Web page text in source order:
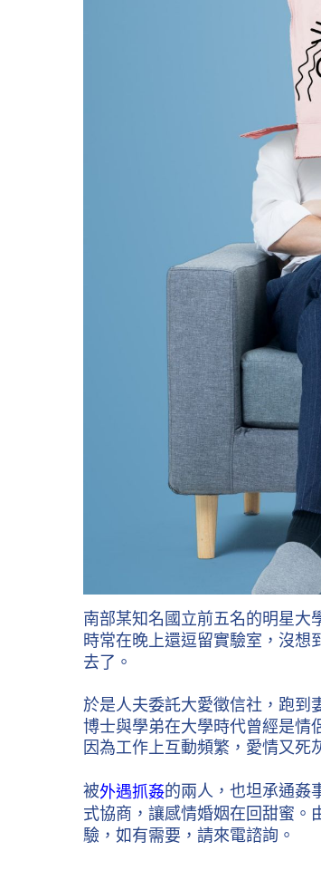
南部某知名國立前五名的明星大
時常在晚上還逗留實驗室，沒想
去了。
於是人夫委託大愛徵信社，跑到
博士與學弟在大學時代曾經是情
因為工作上互動頻繁，愛情又死
被外遇抓姦的兩人，也坦承通姦
式協商，讓感情婚姻在回甜蜜。
驗，如有需要，請來電諮詢。